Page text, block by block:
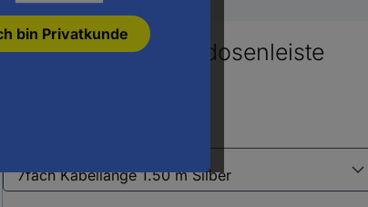
bin Privatkunde
Steckdosenleiste